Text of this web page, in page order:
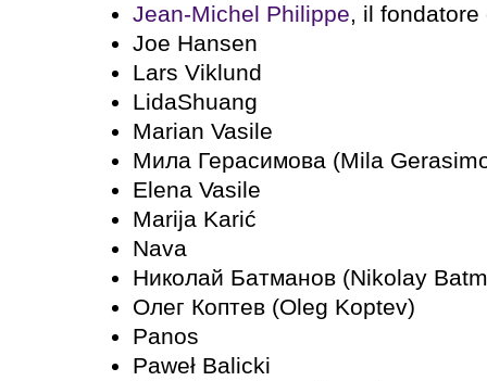
Jean-Michel Philippe, il
Joe Hansen
Lars Viklund
LidaShuang
Marian Vasile
Мила Герасимова (Mila
Elena Vasile
Marija Karić
Nava
Николай Батманов (Nikolay
Олег Коптев (Oleg Koptev)
Panos
Paweł Balicki